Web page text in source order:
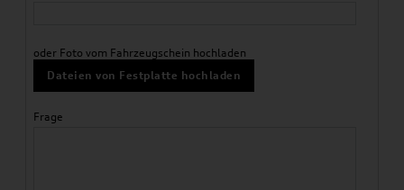
oder Foto vom Fahrzeugschein hochladen
Dateien von Festplatte hochladen
Frage